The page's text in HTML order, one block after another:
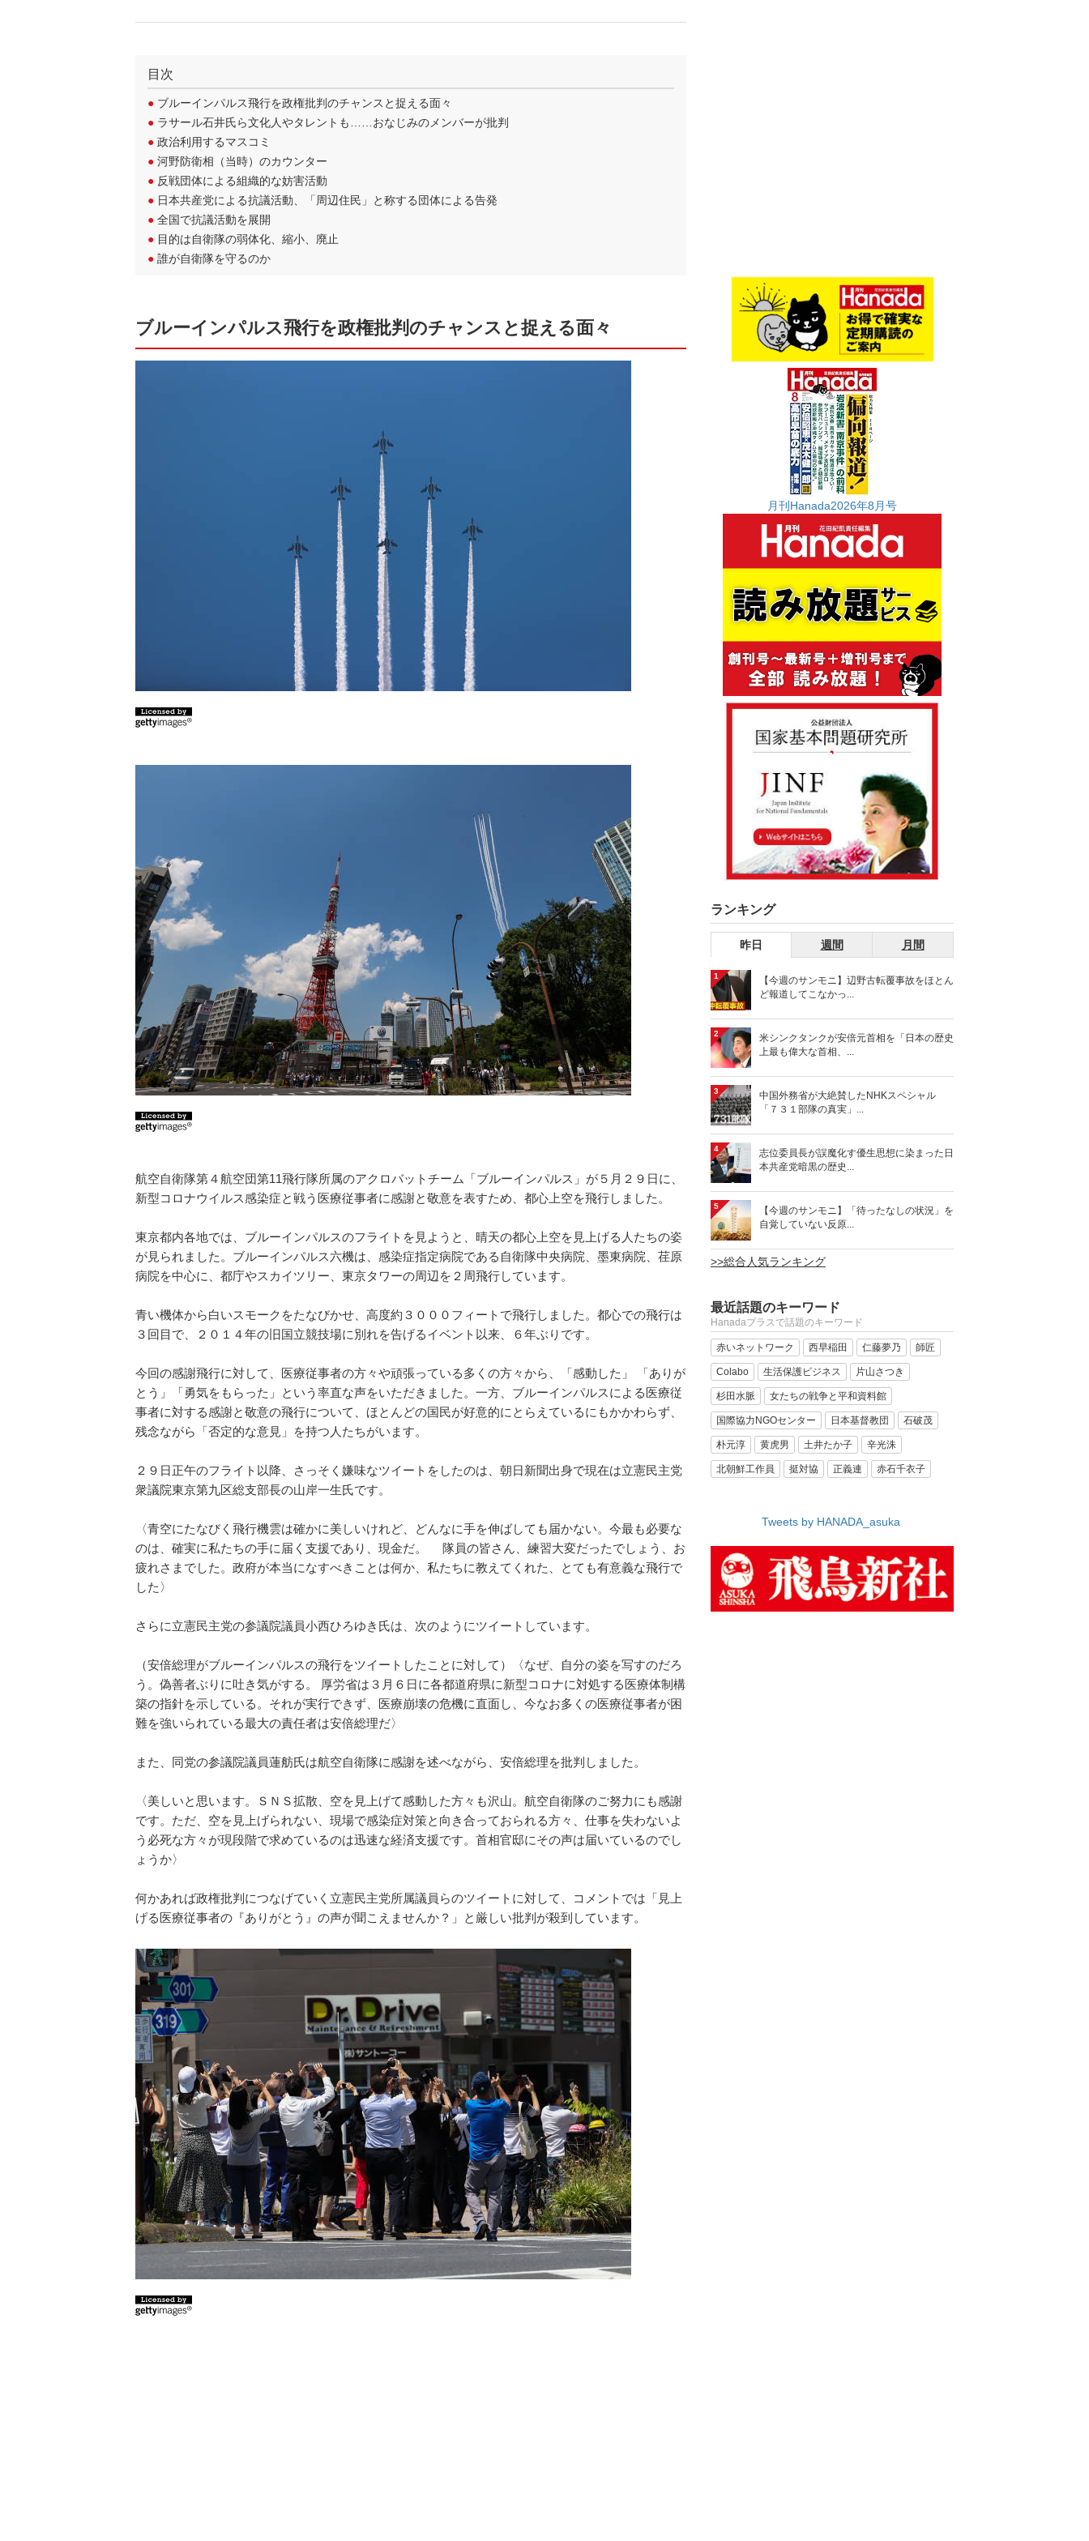
目次
● ブルーインパルス飛行を政権批判のチャンスと捉える面々
● ラサール石井氏ら文化人やタレントも……おなじみのメンバーが批判
● 政治利用するマスコミ
● 河野防衛相（当時）のカウンター
● 反戦団体による組織的な妨害活動
● 日本共産党による抗議活動、「周辺住民」と称する団体による告発
● 全国で抗議活動を展開
● 目的は自衛隊の弱体化、縮小、廃止
● 誰が自衛隊を守るのか
ブルーインパルス飛行を政権批判のチャンスと捉える面々
航空自衛隊第４航空団第11飛行隊所属のアクロバットチーム「ブルーインパルス」が５月２９日に、
新型コロナウイルス感染症と戦う医療従事者に感謝と敬意を表すため、都心上空を飛行しました。
東京都内各地では、ブルーインパルスのフライトを見ようと、晴天の都心上空を見上げる人たちの姿
が見られました。ブルーインパルス六機は、感染症指定病院である自衛隊中央病院、墨東病院、荏原
病院を中心に、都庁やスカイツリー、東京タワーの周辺を２周飛行しています。
青い機体から白いスモークをたなびかせ、高度約３０００フィートで飛行しました。都心での飛行は
３回目で、２０１４年の旧国立競技場に別れを告げるイベント以来、６年ぶりです。
今回の感謝飛行に対して、医療従事者の方々や頑張っている多くの方々から、「感動した」 「ありが
とう」「勇気をもらった」という率直な声をいただきました。一方、ブルーインパルスによる医療従
事者に対する感謝と敬意の飛行について、ほとんどの国民が好意的にとらえているにもかかわらず、
残念ながら「否定的な意見」を持つ人たちがいます。
２９日正午のフライト以降、さっそく嫌味なツイートをしたのは、朝日新聞出身で現在は立憲民主党
衆議院東京第九区総支部長の山岸一生氏です。
〈青空にたなびく飛行機雲は確かに美しいけれど、どんなに手を伸ばしても届かない。今最も必要な
のは、確実に私たちの手に届く支援であり、現金だ。 隊員の皆さん、練習大変だったでしょう、お
疲れさまでした。政府が本当になすべきことは何か、私たちに教えてくれた、とても有意義な飛行で
した〉
さらに立憲民主党の参議院議員小西ひろゆき氏は、次のようにツイートしています。
（安倍総理がブルーインパルスの飛行をツイートしたことに対して）〈なぜ、自分の姿を写すのだろ
う。偽善者ぶりに吐き気がする。 厚労省は３月６日に各都道府県に新型コロナに対処する医療体制構
築の指針を示している。それが実行できず、医療崩壊の危機に直面し、今なお多くの医療従事者が困
難を強いられている最大の責任者は安倍総理だ〉
また、同党の参議院議員蓮舫氏は航空自衛隊に感謝を述べながら、安倍総理を批判しました。
〈美しいと思います。ＳＮＳ拡散、空を見上げて感動した方々も沢山。航空自衛隊のご努力にも感謝
です。ただ、空を見上げられない、現場で感染症対策と向き合っておられる方々、仕事を失わないよ
う必死な方々が現段階で求めているのは迅速な経済支援です。首相官邸にその声は届いているのでし
ょうか〉
何かあれば政権批判につなげていく立憲民主党所属議員らのツイートに対して、コメントでは「見上
げる医療従事者の『ありがとう』の声が聞こえませんか？」と厳しい批判が殺到しています。
月刊Hanada2026年8月号
ランキング
昨日 週間 月間
1
【今週のサンモニ】辺野古転覆事故をほとん
ど報道してこなかっ...
2
米シンクタンクが安倍元首相を「日本の歴史
上最も偉大な首相、...
3
中国外務省が大絶賛したNHKスペシャル
「７３１部隊の真実」...
4
志位委員長が誤魔化す優生思想に染まった日
本共産党暗黒の歴史...
5
【今週のサンモニ】「待ったなしの状況」を
自覚していない反原...
>>総合人気ランキング
最近話題のキーワード
Hanadaプラスで話題のキーワード
赤いネットワーク 西早稲田 仁藤夢乃 師匠
Colabo 生活保護ビジネス 片山さつき
杉田水脈 女たちの戦争と平和資料館
国際協力NGOセンター 日本基督教団 石破茂
朴元淳 黄虎男 土井たか子 辛光洙
北朝鮮工作員 挺対協 正義連 赤石千衣子
Tweets by HANADA_asuka